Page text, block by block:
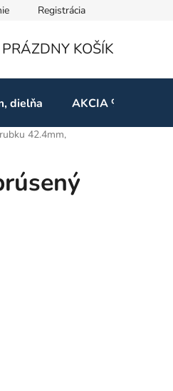
Registrácia
PRÁZDNY KOŠÍK
dielňa AKCIA %
42.4mm,